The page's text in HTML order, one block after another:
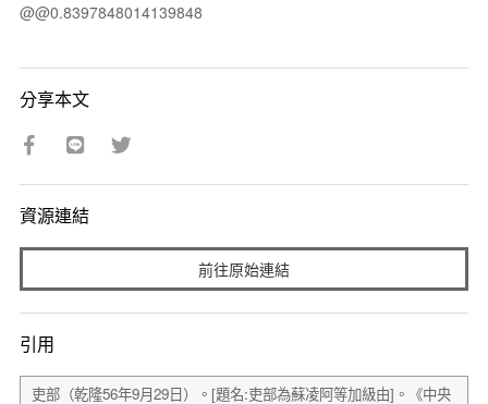
@@0.8397848014139848
分享本文
資源連結
前往原始連結
引用